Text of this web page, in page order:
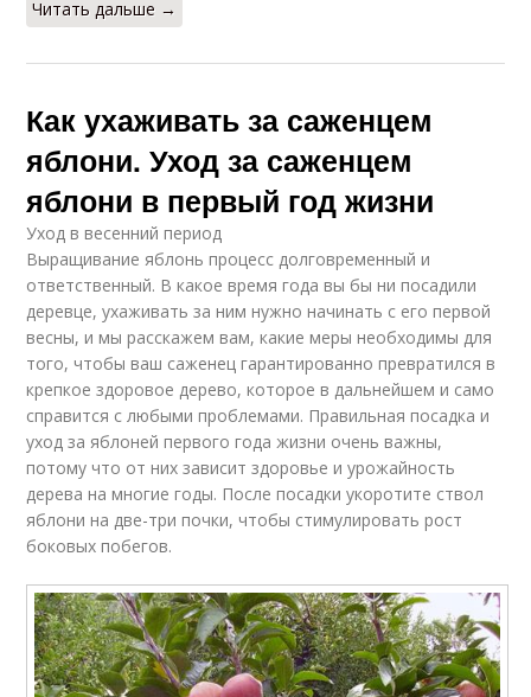
Читать дальше →
Как ухаживать за саженцем
яблони. Уход за саженцем
яблони в первый год жизни
Уход в весенний период
Выращивание яблонь процесс долговременный и
ответственный. В какое время года вы бы ни посадили
деревце, ухаживать за ним нужно начинать с его первой
весны, и мы расскажем вам, какие меры необходимы для
того, чтобы ваш саженец гарантированно превратился в
крепкое здоровое дерево, которое в дальнейшем и само
справится с любыми проблемами. Правильная посадка и
уход за яблоней первого года жизни очень важны,
потому что от них зависит здоровье и урожайность
дерева на многие годы. После посадки укоротите ствол
яблони на две-три почки, чтобы стимулировать рост
боковых побегов.